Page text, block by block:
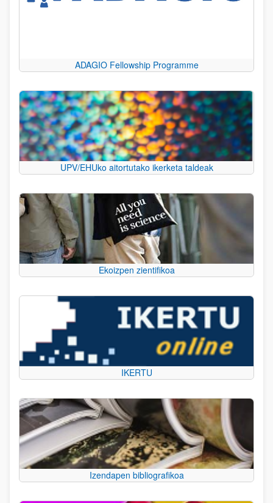
ADAGIO Fellowship Programme
UPV/EHUko aitortutako ikerketa taldeak
Ekoizpen zientifikoa
IKERTU
Izendapen bibliografikoa